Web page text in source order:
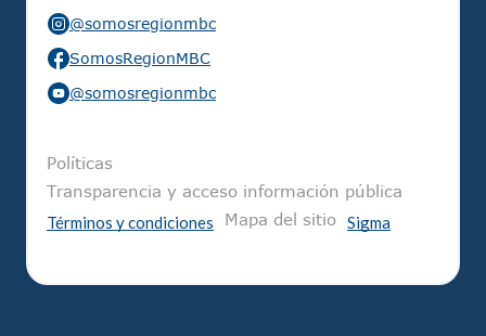
@somosregionmbc
SomosRegionMBC
@somosregionmbc
Pie de página
Políticas
Transparencia y acceso información pública
Términos y condiciones
Mapa del sitio Sigma